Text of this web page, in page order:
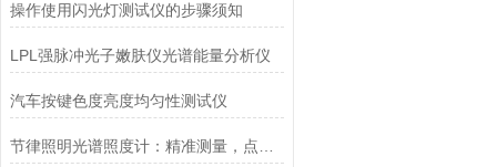
操作使用闪光灯测试仪的步骤须知
LPL强脉冲光子嫩肤仪光谱能量分析仪
汽车按键色度亮度均匀性测试仪